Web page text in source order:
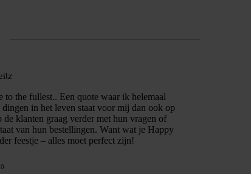
the fullest.. Een quote waar ik helemaal
in het leven staat voor mij dan ook op
klanten graag verder met hun vragen of
van hun bestellingen. Want wat je Happy
feestje – alles moet perfect zijn!